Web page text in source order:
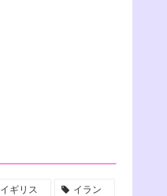
イギリス イラン